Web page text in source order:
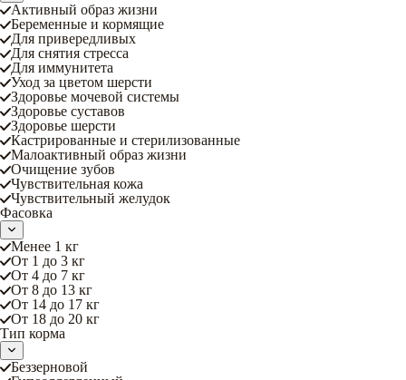
Активный образ жизни
Беременные и кормящие
Для привередливых
Для снятия стресса
Для иммунитета
Уход за цветом шерсти
Здоровье мочевой системы
Здоровье суставов
Здоровье шерсти
Кастрированные и стерилизованные
Малоактивный образ жизни
Очищение зубов
Чувствительная кожа
Чувствительный желудок
Фасовка
Менее 1 кг
От 1 до 3 кг
От 4 до 7 кг
От 8 до 13 кг
От 14 до 17 кг
От 18 до 20 кг
Тип корма
Беззерновой